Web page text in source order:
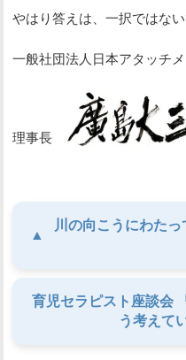
やはり答えは、一択ではない
一般社団法人日本アタッチ
理事長
▲
川の向こうにわた
育児セラピスト座談会
う考えて